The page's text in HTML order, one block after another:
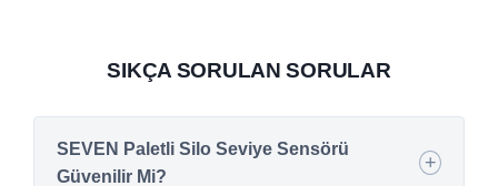
SIKÇA SORULAN SORULAR
SEVEN Paletli Silo Seviye Sensörü
Güvenilir Mi?